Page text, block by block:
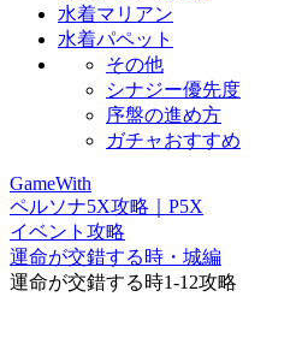
水着マリアン
水着パペット
その他
シナジー優先度
序盤の進め方
ガチャおすすめ
GameWith
ペルソナ5X攻略｜P5X
イベント攻略
運命が交錯する時・城編
運命が交錯する時1-12攻略